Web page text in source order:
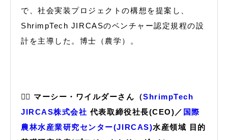
で、社会実装プロジェクトの構想を提案し、
ShrimpTech JIRCASのベンチャー認定規程の設
計を主導した。博士（農学）。
🙋‍♀️ マーシー・ワイルダーさん（ShrimpTech
JIRCAS株式会社 代表取締役社長(CEO)／ 国際
農林水産業研究センター(JIRCAS)水産領域 目的